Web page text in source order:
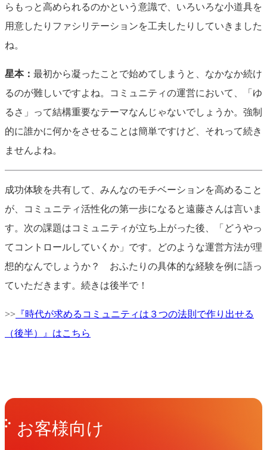
らもっと高められるのかという意識で、いろいろな小道具を
用意したりファシリテーションを工夫したりしていきました
ね。
星本： 最初から凝ったことで始めてしまうと、なかなか続け
るのが難しいですよね。コミュニティの運営において、「ゆ
るさ」って結構重要なテーマなんじゃないでしょうか。強制
的に誰かに何かをさせることは簡単ですけど、それって続き
ませんよね。
成功体験を共有して、みんなのモチベーションを高めること
が、コミュニティ活性化の第一歩になると遠藤さんは言いま
す。次の課題はコミュニティが立ち上がった後、「どうやっ
てコントロールしていくか」です。どのような運営方法が理
想的なんでしょうか？ おふたりの具体的な経験を例に語っ
ていただきます。続きは後半で！
>> 『時代が求めるコミュニティは３つの法則で作り出せる
（後半）』はこちら
Get in Touchお問い合わせ
お客様向け